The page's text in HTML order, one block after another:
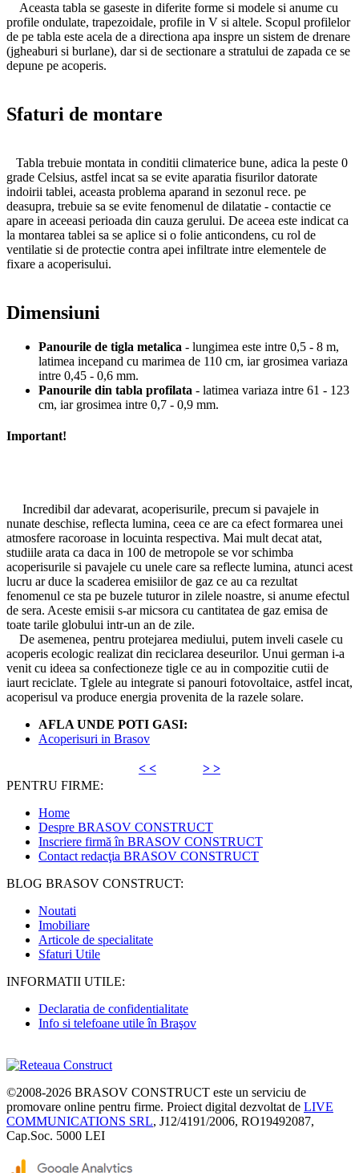
Aceasta tabla se gaseste in diferite forme si modele si anume cu
profile ondulate, trapezoidale, profile in V si altele. Scopul profilelor
de pe tabla este acela de a directiona apa inspre un sistem de drenare
(jgheaburi si burlane), dar si de sectionare a stratului de zapada ce se
depune pe acoperis.
Sfaturi de montare
Tabla trebuie montata in conditii climaterice bune, adica la peste 0
grade Celsius, astfel incat sa se evite aparatia fisurilor datorate
indoirii tablei, aceasta problema aparand in sezonul rece. pe
deasupra, trebuie sa se evite fenomenul de dilatatie - contactie ce
apare in aceeasi perioada din cauza gerului. De aceea este indicat ca
la montarea tablei sa se aplice si o folie anticondens, cu rol de
ventilatie si de protectie contra apei infiltrate intre elementele de
fixare a acoperisului.
Dimensiuni
Panourile de tigla metalica - lungimea este intre 0,5 - 8 m,
latimea incepand cu marimea de 110 cm, iar grosimea variaza
intre 0,45 - 0,6 mm.
Panourile din tabla profilata - latimea variaza intre 61 - 123
cm, iar grosimea intre 0,7 - 0,9 mm.
Important!
Incredibil dar adevarat, acoperisurile, precum si pavajele in
nunate deschise, reflecta lumina, ceea ce are ca efect formarea unei
atmosfere racoroase in locuinta respectiva. Mai mult decat atat,
studiile arata ca daca in 100 de metropole se vor schimba
acoperisurile si pavajele cu unele care sa reflecte lumina, atunci acest
lucru ar duce la scaderea emisiilor de gaz ce au ca rezultat
fenomenul ce sta pe buzele tuturor in zilele noastre, si anume efectul
de sera. Aceste emisii s-ar micsora cu cantitatea de gaz emisa de
toate tarile globului intr-un an de zile.
De asemenea, pentru protejarea mediului, putem inveli casele cu
acoperis ecologic realizat din reciclarea deseurilor. Unui german i-a
venit cu ideea sa confectioneze tigle ce au in compozitie cutii de
iaurt reciclate. Tglele au integrate si panouri fotovoltaice, astfel incat,
acoperisul va produce energia provenita de la razele solare.
AFLA UNDE POTI GASI:
Acoperisuri in Brasov
< <
> >
PENTRU FIRME:
Home
Despre BRASOV CONSTRUCT
Inscriere firmă în BRASOV CONSTRUCT
Contact redacţia BRASOV CONSTRUCT
BLOG BRASOV CONSTRUCT:
Noutati
Imobiliare
Articole de specialitate
Sfaturi Utile
INFORMATII UTILE:
Declaratia de confidentialitate
Info si telefoane utile în Braşov
©2008-2026 BRASOV CONSTRUCT este un serviciu de
promovare online pentru firme. Proiect digital dezvoltat de LIVE
COMMUNICATIONS SRL, J12/4191/2006, RO19492087,
Cap.Soc. 5000 LEI